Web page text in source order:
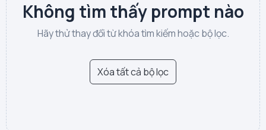
Không tìm thấy prompt nào
Hãy thử thay đổi từ khóa tìm kiếm hoặc bộ lọc.
Xóa tất cả bộ lọc